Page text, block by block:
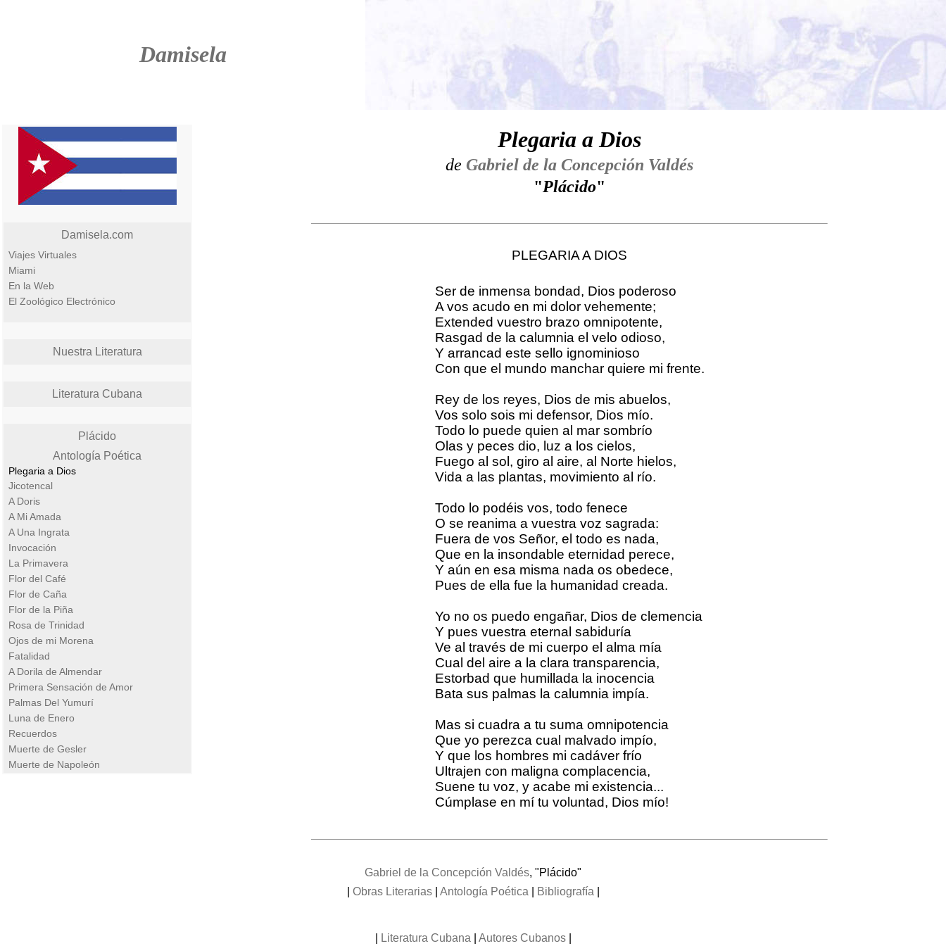
Damisela
Damisela.com
Viajes Virtuales
Miami
En la Web
El Zoológico Electrónico
Nuestra Literatura
Literatura Cubana
Plácido
Antología Poética
Plegaria a Dios
Jicotencal
A Doris
A Mi Amada
A Una Ingrata
Invocación
La Primavera
Flor del Café
Flor de Caña
Flor de la Piña
Rosa de Trinidad
Ojos de mi Morena
Fatalidad
A Dorila de Almendar
Primera Sensación de Amor
Palmas Del Yumurí
Luna de Enero
Recuerdos
Muerte de Gesler
Muerte de Napoleón
Plegaria a Dios
de Gabriel de la Concepción Valdés
"Plácido"
PLEGARIA A DIOS
Ser de inmensa bondad, Dios poderoso
A vos acudo en mi dolor vehemente;
Extended vuestro brazo omnipotente,
Rasgad de la calumnia el velo odioso,
Y arrancad este sello ignominioso
Con que el mundo manchar quiere mi frente.
Rey de los reyes, Dios de mis abuelos,
Vos solo sois mi defensor, Dios mío.
Todo lo puede quien al mar sombrío
Olas y peces dio, luz a los cielos,
Fuego al sol, giro al aire, al Norte hielos,
Vida a las plantas, movimiento al río.
Todo lo podéis vos, todo fenece
O se reanima a vuestra voz sagrada:
Fuera de vos Señor, el todo es nada,
Que en la insondable eternidad perece,
Y aún en esa misma nada os obedece,
Pues de ella fue la humanidad creada.
Yo no os puedo engañar, Dios de clemencia
Y pues vuestra eternal sabiduría
Ve al través de mi cuerpo el alma mía
Cual del aire a la clara transparencia,
Estorbad que humillada la inocencia
Bata sus palmas la calumnia impía.
Mas si cuadra a tu suma omnipotencia
Que yo perezca cual malvado impío,
Y que los hombres mi cadáver frío
Ultrajen con maligna complacencia,
Suene tu voz, y acabe mi existencia...
Cúmplase en mí tu voluntad, Dios mío!
Gabriel de la Concepción Valdés, "Plácido"
Obras Literarias| Antología Poética Bibliografía
Literatura Cubana Autores Cubanos|